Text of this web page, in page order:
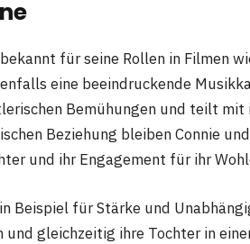
für seine Rollen in Filmen
eine beeindruckende
Bemühungen und teilt
Beziehung bleiben Connie
und ihr Engagement für ihr
Beispiel für Stärke und
gleichzeitig ihre Tochter in